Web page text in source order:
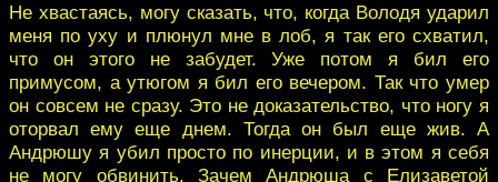
Не хвастаясь, могу сказать, что, когда Володя ударил
меня по уху и плюнул мне в лоб, я так его схватил,
что он этого не забудет. Уже потом я бил его
примусом, а утюгом я бил его вечером. Так что умер
он совсем не сразу. Это не доказательство, что ногу я
оторвал ему еще днем. Тогда он был еще жив. А
Андрюшу я убил просто по инерции, и в этом я себя
не могу обвинить. Зачем Андрюша с Елизаветой